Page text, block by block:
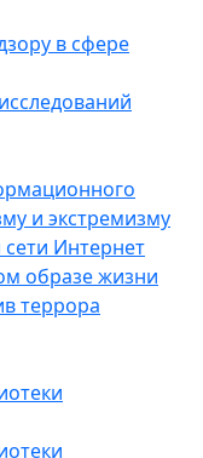
в сфере
и экстремизму
Интернет
образе жизни
террора